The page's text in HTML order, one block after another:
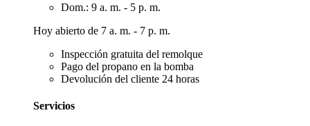
Dom.: 9 a. m. - 5 p. m.
Hoy abierto de 7 a. m. - 7 p. m.
Inspección gratuita del remolque
Pago del propano en la bomba
Devolución del cliente 24 horas
Servicios